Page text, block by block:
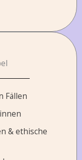
Fällen
& ethische